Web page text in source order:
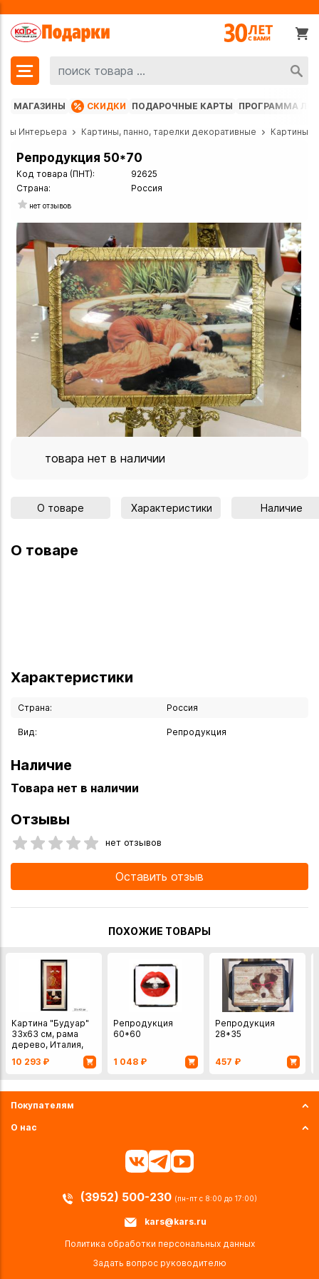
МАГАЗИНЫ СКИДКИ ПОДАРОЧНЫЕ КАРТЫ ПРОГРАММА
Интерьера Картины, панно, тарелки декоративные Картины
Репродукция 50*70
Код товара (ПНТ):
92625
Страна:
Россия
нет отзывов
товара нет в наличии
О товаре Характеристики Наличие
О товаре
Характеристики
Страна: Россия
Вид: Репродукция
Наличие
Товара нет в наличии
Отзывы
нет отзывов
Оставить отзыв
ПОХОЖИЕ ТОВАРЫ
Картина "Будуар"
33х63 см, рама
дерево, Италия,
10 293 ₽
Репродукция
60*60
1 048 ₽
Репродукция
28*35
457 ₽
Покупателям
О нас
(3952) 500-230 (пн-пт с 8:00 до 17:00)
kars@kars.ru
Политика обработки персональных данных
Задать вопрос руководителю